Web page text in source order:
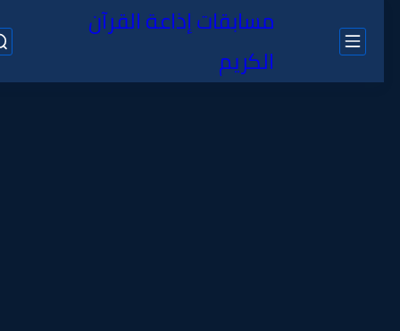
مسابقات إذاعة القرآن
الكريم